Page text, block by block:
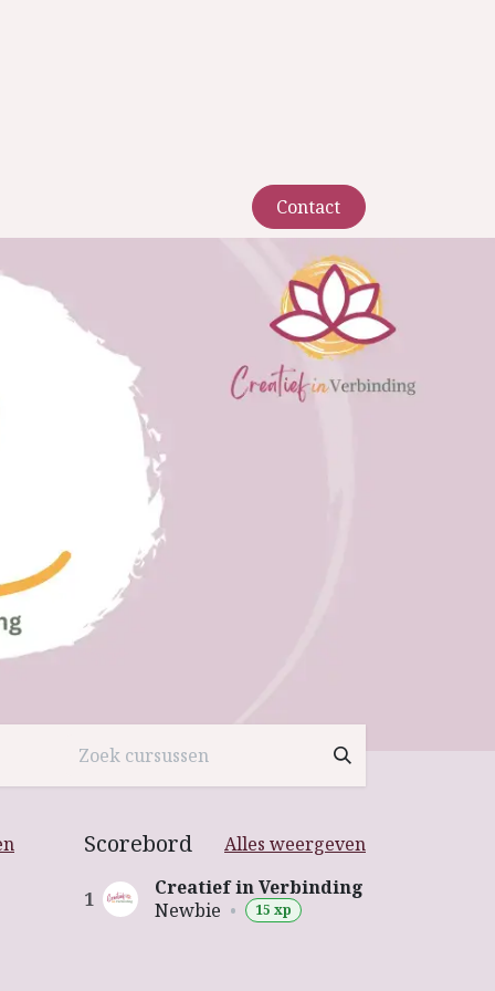
Contact​​
Alles weergeven
Scorebord
1
Creatief in Verbinding
Newbie • 15 xp